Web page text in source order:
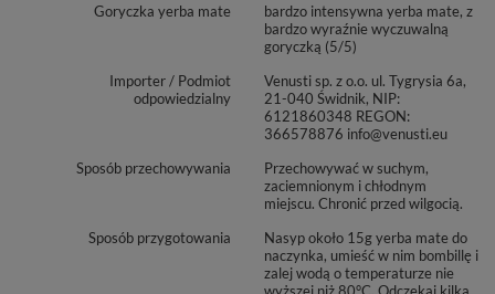
Goryczka yerba mate
bardzo intensywna yerba mate, z
bardzo wyraźnie wyczuwalną
goryczką (5/5)
Importer / Podmiot
odpowiedzialny
Venusti sp. z o.o. ul. Tygrysia 6a,
21-040 Świdnik, NIP:
6121860348 REGON:
366578876 info@venusti.eu
Sposób przechowywania
Przechowywać w suchym,
zaciemnionym i chłodnym
miejscu. Chronić przed wilgocią.
Sposób przygotowania
Nasyp około 15g yerba mate do
naczynka, umieść w nim bombillę i
zalej wodą o temperaturze nie